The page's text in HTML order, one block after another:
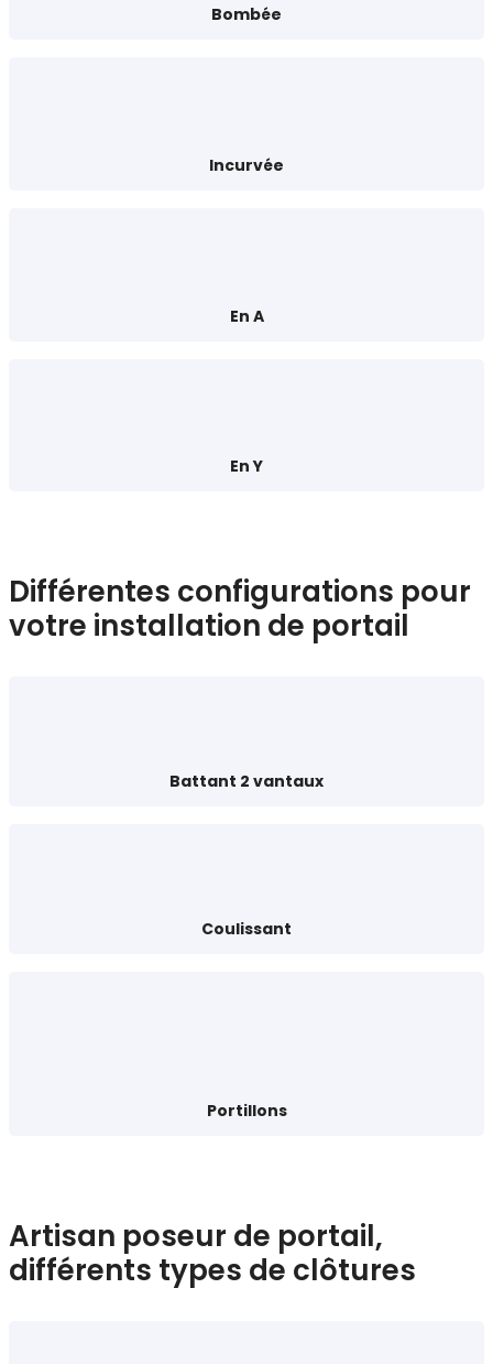
Bombée
Incurvée
En A
En Y
Différentes configurations pour
votre installation de portail
Battant 2 vantaux
Coulissant
Portillons
Artisan poseur de portail,
différents types de clôtures